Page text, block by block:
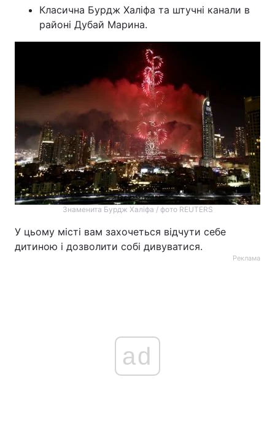
Класична Бурдж Халіфа та штучні канали в
районі Дубай Марина.
Знаменита Бурдж Халіфа / фото REUTERS
У цьому місті вам захочеться відчути себе
дитиною і дозволити собі дивуватися.
Реклама
ad